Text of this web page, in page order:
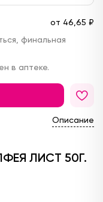
от 46, 65 ₽
финальная
в аптеке.
Описание
ЛИСТ 50Г.